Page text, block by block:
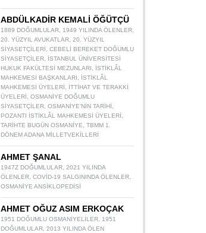
ABDÜLKADİR KEMALİ ÖĞÜTÇÜ
1889 DOĞUMLULAR, 1949 YILINDA ÖLENLER,
20. YÜZYIL AVUKATLAR, 20. YÜZYIL
SIYASETÇILERI
CEBELI BEREKET DOĞUMLU
SIYASETÇILER,
İSTANBUL ÜNIVERSITESI
HUKUK FAKÜLTESI MEZUNLARI
İSTIKLÂL
MAHKEMESI BAŞKANLARI
İSTIKLÂL
MAHKEMESI ÜYELERI
İTTIHAT VE TERAKKI
ÜYELERI
OSMANIYE DOĞUMLU
SIYASETÇILER, OSMANIYE’NIN TARIHI
POZANTI İSTIKLÂL MAHKEMESI ÜYELERI
TARIHTE BUGÜN OSMANIYE
TBMM 1.
DÖNEM ADANA MILLETVEKILLERI
AHMET ŞANAL
1947Z DOĞUMLULAR, 2021 YILINDA
ÖLENLER, COVID-19 SALGININDA ÖLENLER,
OSMANIYE ANSIKLOPEDISI
AHMET OĞUZ ASIM ERKOÇAK
1951 DOĞUMLU OSMANIYELILER,
1951
DOĞUMLULAR, 2013 YILINDA ÖLEN